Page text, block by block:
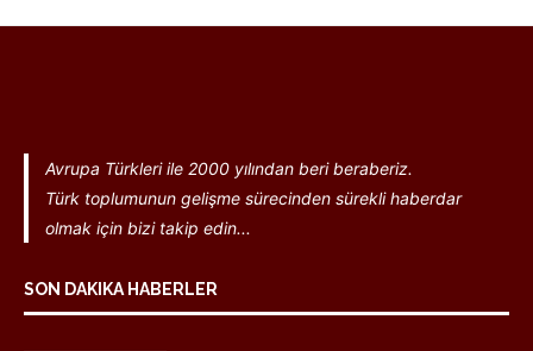
Avrupa Türkleri ile 2000 yılından beri beraberiz.
Türk toplumunun gelişme sürecinden sürekli haberdar
olmak için bizi takip edin...
SON DAKIKA HABERLER